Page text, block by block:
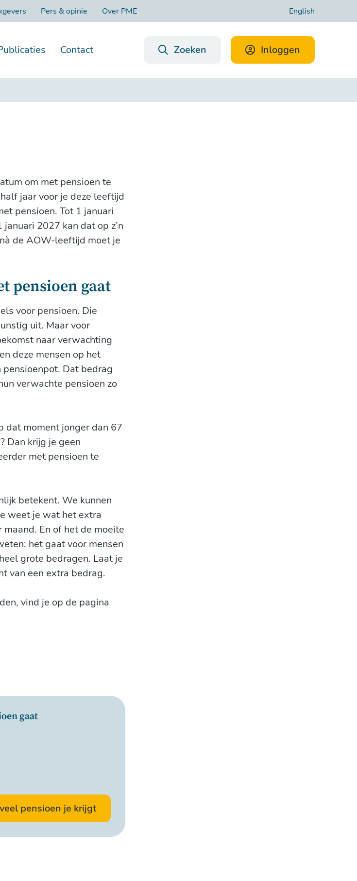
Pers & opinie Over PME English
Contact Zoeken Inloggen
om met pensioen te
jaar voor je deze leeftijd
pensioen. Tot 1 januari
2027 kan dat op z’n
de AOW-leeftijd moet je
pensioen gaat
voor pensioen. Die
uit. Maar voor
naar verwachting
deze mensen op het
Dat bedrag
verwachte pensioen zo
dat moment jonger dan 67
Dan krijg je geen
met pensioen te
betekent. We kunnen
weet je wat het extra
En of het de moeite
het gaat voor mensen
grote bedragen. Laat je
van een extra bedrag.
vind je op de pagina
gaat
pensioen je krijgt